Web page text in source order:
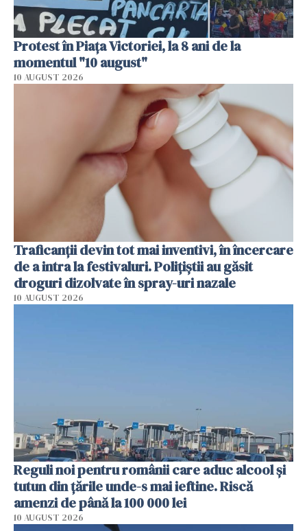
Protest în Piața Victoriei, la 8 ani de la
momentul "10 august"
10 AUGUST 2026
Traficanții devin tot mai inventivi, în încercare
de a intra la festivaluri. Polițiștii au găsit
droguri dizolvate în spray-uri nazale
10 AUGUST 2026
Reguli noi pentru românii care aduc alcool și
tutun din țările unde-s mai ieftine. Riscă
amenzi de până la 100 000 lei
10 AUGUST 2026